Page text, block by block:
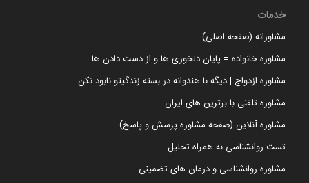
خدمات
مشاورانه (صفحه اصلی)
مشاوره خانواده = پایان دلخوری ها و از دست دادن ها
مشاوره ازدواج | دیگه با هندوانه در بسته زندگیتو نابود نکن
مشاوره تلفنی با برترین های ایران
مشاوره آنلاین (صفحه مشاوره پرسش و پاسخ)
تست روانشناسی به همراه تحلیل
مشاوره روانشناسی و درمان های تضمینی